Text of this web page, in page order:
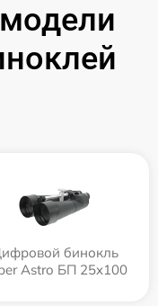
бинокль
Astro БП 25x100